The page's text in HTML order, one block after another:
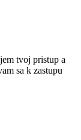
tvoj pristup a
sa k zastupu